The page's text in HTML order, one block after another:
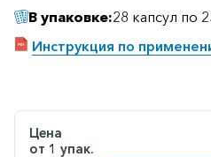
Гинекология
Дерматологические
В упаковке:28 капсул по
Инструкция по
Цена
от 1 упак.